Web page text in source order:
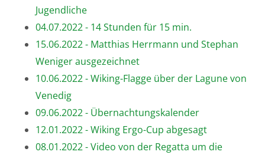
Jugendliche
04.07.2022 - 14 Stunden für 15 min.
15.06.2022 - Matthias Herrmann und Stephan
Weniger ausgezeichnet
10.06.2022 - Wiking-Flagge über der Lagune von
Venedig
09.06.2022 - Übernachtungskalender
12.01.2022 - Wiking Ergo-Cup abgesagt
08.01.2022 - Video von der Regatta um die